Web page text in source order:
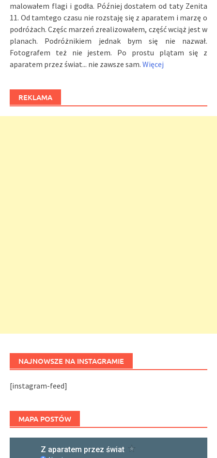
malowałem flagi i godła. Później dostałem od taty Zenita
11. Od tamtego czasu nie rozstaję się z aparatem i marzę o
podróżach. Częśc marzeń zrealizowałem, część wciąż jest w
planach. Podróżnikiem jednak bym się nie nazwał.
Fotografem też nie jestem. Po prostu plątam się z
aparatem przez świat... nie zawsze sam. Więcej
REKLAMA
NAJNOWSZE NA INSTAGRAMIE
[instagram-feed]
MAPA POSTÓW